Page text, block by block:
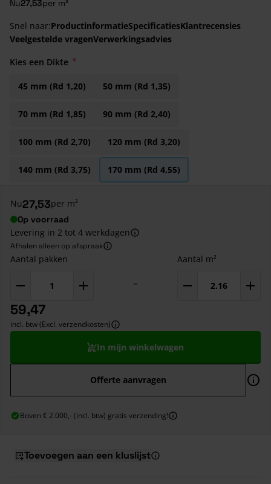
Nu27,53per m²
Snel naar:ProductinformatieSpecificatiesKlantrecensies
Veelgestelde vragenVerwerkingsadvies
Kies een Dikte
45 mm (Rd 1,20) 50 mm (Rd 1,35)
70 mm (Rd 1,85) 90 mm (Rd 2,40)
100 mm (Rd 2,70) 120 mm (Rd 3,20)
140 mm (Rd 3,75) 170 mm (Rd 4,55)
Nu27,53per m²
Op voorraad
Levering in 2 tot 4 werkdagen
Afhalen alleen op afspraak
Aantal pakken
=
Aantal m²
59,47
incl. btw (Excl. verzendkosten)
In mijn winkelwagen
Offerte aanvragen
Boven € 2.000,- (incl. btw) gratis verzending!
Toevoegen aan een kluslijst